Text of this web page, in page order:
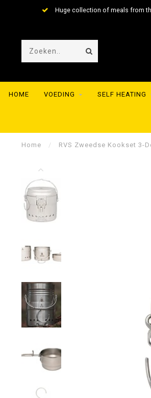
Huge collection of meals from
HOME VOEDING SELF HEATING
Home / RVS Zweedse Kookset 3-